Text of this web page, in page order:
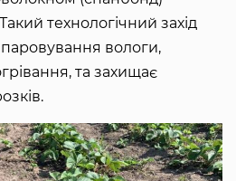
технологічний захід
вологи,
та захищає